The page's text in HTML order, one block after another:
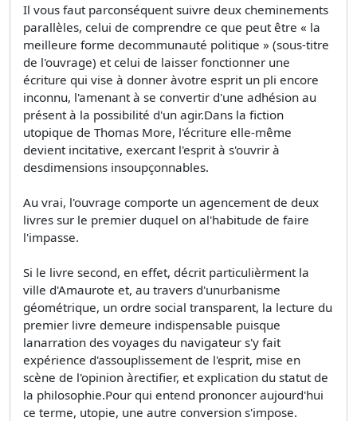
Il vous faut parconséquent suivre deux cheminements
parallèles, celui de comprendre ce que peut être « la
meilleure forme decommunauté politique » (sous-titre
de l'ouvrage) et celui de laisser fonctionner une
écriture qui vise à donner àvotre esprit un pli encore
inconnu, l'amenant à se convertir d'une adhésion au
présent à la possibilité d'un agir.Dans la fiction
utopique de Thomas More, l'écriture elle-même
devient incitative, exercant l'esprit à s'ouvrir à
desdimensions insoupçonnables.
Au vrai, l'ouvrage comporte un agencement de deux
livres sur le premier duquel on al'habitude de faire
l'impasse.
Si le livre second, en effet, décrit particulièrment la
ville d'Amaurote et, au travers d'unurbanisme
géométrique, un ordre social transparent, la lecture du
premier livre demeure indispensable puisque
lanarration des voyages du navigateur s'y fait
expérience d'assouplissement de l'esprit, mise en
scène de l'opinion àrectifier, et explication du statut de
la philosophie.Pour qui entend prononcer aujourd'hui
ce terme, utopie, une autre conversion s'impose.